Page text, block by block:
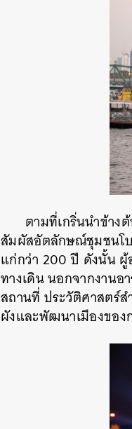
ตามที่เกริ่นนำข้าง
สัมผัสอัตลักษณ์ชุมชนโ
แก่กว่า 200 ปี ดังนั้น
ทางเดิน นอกจากงาน
สถานที่ ประวัติศาสตร์
ผังและพัฒนาเมืองของ